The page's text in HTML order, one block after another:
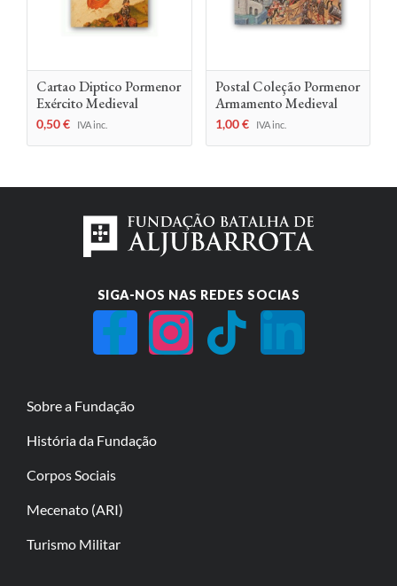
Cartao Diptico Pormenor
Exército Medieval
0,50€ IVA inc.
Postal Coleção Pormenor
Armamento Medieval
1,00€ IVA inc.
SIGA-NOS NAS REDES SOCIAS
Sobre a Fundação
História da Fundação
Corpos Sociais
Mecenato (ARI)
Turismo Militar